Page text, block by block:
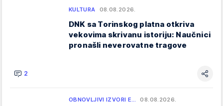
KULTURA 08.08.2026.
DNK sa Torinskog platna otkriva
vekovima skrivanu istoriju: Naučnici
pronašli neverovatne tragove
2
OBNOVLJIVI IZVORI E… 08.08.2026.